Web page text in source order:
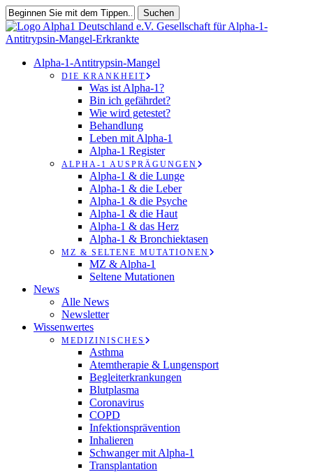
Zum
Hauptinhalt
springen
Suchen
Suche
schließen
suchen
SpeisekarteAlpha-1-Antitrypsin-Mangel
DIE KRANKHEIT
Was ist Alpha-1?
Bin ich gefährdet?
Wie wird getestet?
Behandlung
Leben mit Alpha-1
Alpha-1 Register
ALPHA-1 AUSPRÄGUNGEN
Alpha-1 & die Lunge
Alpha-1 & die Leber
Alpha-1 & die Psyche
Alpha-1 & die Haut
Alpha-1 & das Herz
Alpha-1 & Bronchiektasen
MZ & SELTENE MUTATIONEN
MZ & Alpha-1
Seltene Mutationen
News
Alle News
Newsletter
Wissenwertes
MEDIZINISCHES
Asthma
Atemtherapie & Lungensport
Begleiterkrankungen
Blutplasma
Coronavirus
COPD
Infektionsprävention
Inhalieren
Schwanger mit Alpha-1
Transplantation